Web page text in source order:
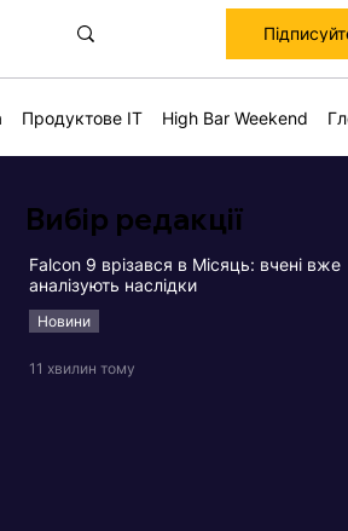
Продуктове IT High Bar Weekend
Вибір редакції
Falcon 9 врізався в Місяць: вчені вже
аналізують наслідки
Новини
11 хвилин тому